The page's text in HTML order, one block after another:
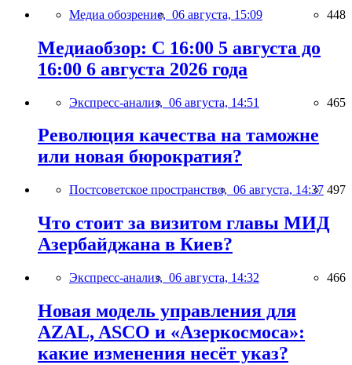
Медиа обозрение, 06 августа, 15:09 448
Медиаобзор: С 16:00 5 августа до
16:00 6 августа 2026 года
Экспресс-анализ, 06 августа, 14:51 465
Революция качества на таможне
или новая бюрократия?
Постсоветское пространство, 06 августа, 14:37 497
Что стоит за визитом главы МИД
Азербайджана в Киев?
Экспресс-анализ, 06 августа, 14:32 466
Новая модель управления для
AZAL, ASCO и «Азеркосмоса»:
какие изменения несёт указ?